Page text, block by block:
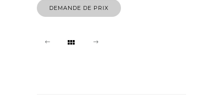
DEMANDE DE PRIX